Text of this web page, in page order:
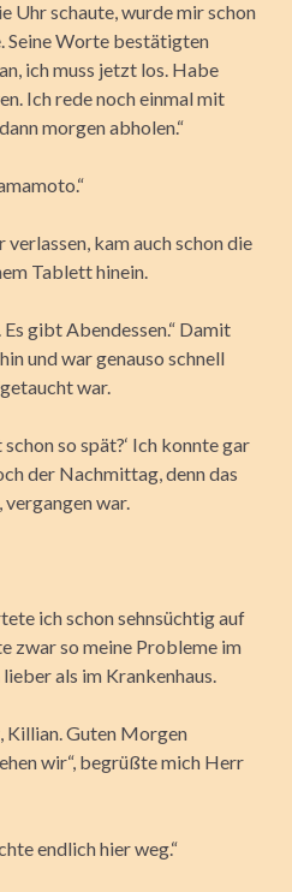
Uhr schaute, wurde mir schon
Seine Worte bestätigten
ich muss jetzt los. Habe
Ich rede noch einmal mit
morgen abholen.“
kam auch schon die
Tablett hinein.
Es gibt Abendessen.“ Damit
und war genauso schnell
war.
schon so spät?‘ Ich konnte gar
der Nachmittag, denn das
war.
ich schon sehnsüchtig auf
zwar so meine Probleme im
als im Krankenhaus.
Killian. Guten Morgen
wir“, begrüßte mich Herr
endlich hier weg.“